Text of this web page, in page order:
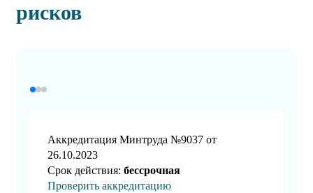
рисков
Аккредитация Минтруда №9037 от
26.10.2023
Срок действия: бессрочная
Проверить аккредитацию